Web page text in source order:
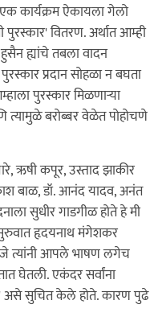
कार्यक्रम ऐकायला गेलो
पुरस्कार' वितरण. अर्थात आम्ही
ह्यांचे तबला वादन
प्रदान सोहळा न बघता
पुरस्कार मिळणाऱ्या
बरोब्बर वेळेत पोहोचणे
ऋषी कपूर, उस्ताद झाकीर
बाळ, डॉ. आनंद यादव, अनंत
सुधीर गाडगीळ होते हे मी
सुरुवात हृदयनाथ मंगेशकर
त्यांनी आपले भाषण लगेच
घेतली. एकंदर सर्वांना
असे सुचित केले होते. कारण पुढे